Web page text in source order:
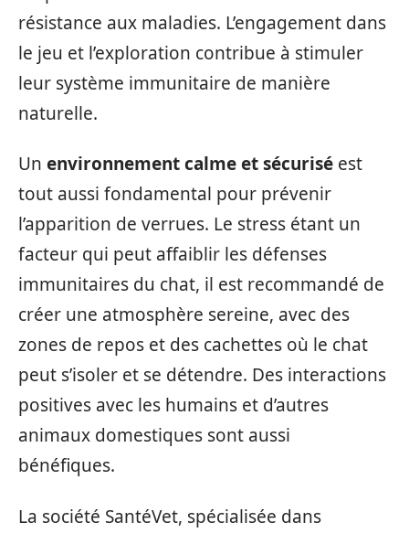
résistance aux maladies. L’engagement dans
le jeu et l’exploration contribue à stimuler
leur système immunitaire de manière
naturelle.
Un environnement calme et sécurisé est
tout aussi fondamental pour prévenir
l’apparition de verrues. Le stress étant un
facteur qui peut affaiblir les défenses
immunitaires du chat, il est recommandé de
créer une atmosphère sereine, avec des
zones de repos et des cachettes où le chat
peut s’isoler et se détendre. Des interactions
positives avec les humains et d’autres
animaux domestiques sont aussi
bénéfiques.
La société SantéVet, spécialisée dans